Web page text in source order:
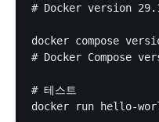
# Docker version
docker compose
# Docker Compose
# 테스트